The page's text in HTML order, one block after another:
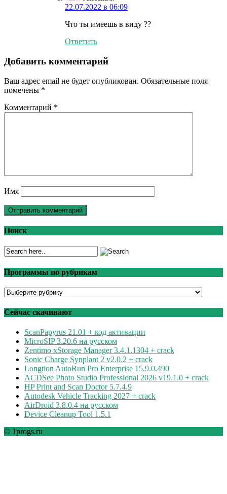
22.07.2022 в 06:09
Что ты имеешь в виду ??
Ответить
Добавить комментарий
Ваш адрес email не будет опубликован. Обязательные поля
помечены *
Комментарий *
Имя
Поиск
Программы по рубрикам
Программы
рубрикам
Сейчас скачивают
ScanPapyrus 21.01 + код активации
MicroSIP 3.20.6 на русском
Zentimo xStorage Manager 3.4.1.1304 + crack
Sonic Charge Synplant 2 v2.0.2 + crack
Longtion AutoRun Pro Enterprise 15.9.0.490
ACDSee Photo Studio Professional 2026 v19.1.0 + crack
HP Print and Scan Doctor 5.7.4.9
Autodesk Vehicle Tracking 2027 + crack
AirDroid 3.8.0.4 на русском
Device Cleanup Tool 1.5.1
© 1progs.ru